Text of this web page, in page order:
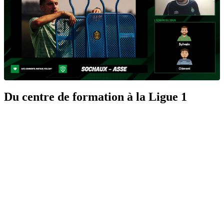
Du centre de formation à la Ligue 1